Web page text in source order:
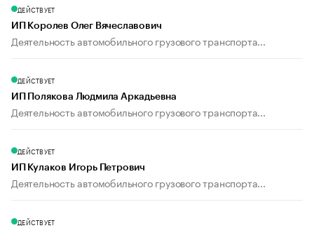
ДЕЙСТВУЕТ
ИП Королев Олег Вячеславович
Деятельность автомобильного грузового транспорта...
ДЕЙСТВУЕТ
ИП Полякова Людмила Аркадьевна
Деятельность автомобильного грузового транспорта...
ДЕЙСТВУЕТ
ИП Кулаков Игорь Петрович
Деятельность автомобильного грузового транспорта...
ДЕЙСТВУЕТ